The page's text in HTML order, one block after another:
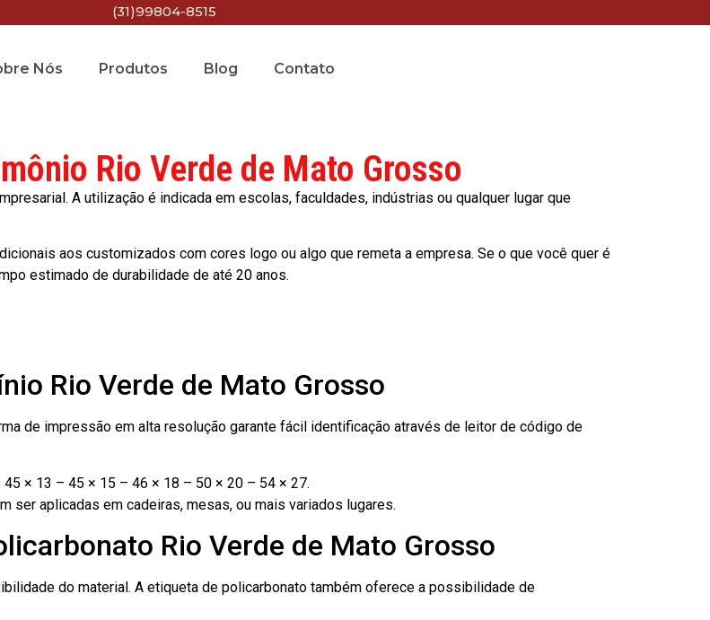
(31)99804-8515
Nós Produtos Blog Contato
Rio Verde de Mato Grosso
A utilização é indicada em escolas, faculdades, indústrias ou qualquer lugar que
aos customizados com cores logo ou algo que remeta a empresa. Se o que você quer é
estimado de durabilidade de até 20 anos.
Rio Verde de Mato Grosso
de impressão em alta resolução garante fácil identificação através de leitor de código de
× 13 – 45 × 15 – 46 × 18 – 50 × 20 – 54 × 27.
ser aplicadas em cadeiras, mesas, ou mais variados lugares.
Rio Verde de Mato Grosso
do material. A etiqueta de policarbonato também oferece a possibilidade de